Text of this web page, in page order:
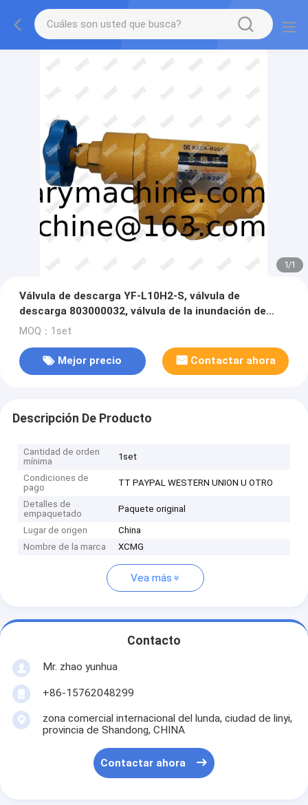
1/1
Válvula de descarga YF-L10H2-S, válvula de
descarga 803000032, válvula de la inundación de
XCMG
MOQ：1set
Mejor precio Contactar ahora
Descripción De Producto
Cantidad de orden
mínima
1set
Condiciones de
pago
TT PAYPAL WESTERN UNION U OTRO
Detalles de
empaquetado
Paquete original
Lugar de origen
China
Nombre de la marca
XCMG
Vea más
Contacto
Mr. zhao yunhua
+86-15762048299
zona comercial internacional del lunda, ciudad de linyi,
provincia de Shandong, CHINA
Contactar ahora